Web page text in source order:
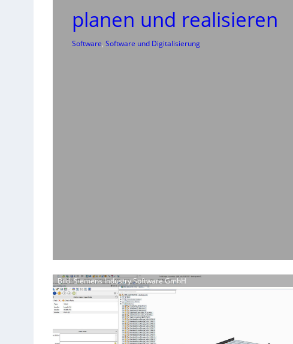
planen und realisieren
Software, Software und Digitalisierung
Bild: Siemens Industry Software GmbH